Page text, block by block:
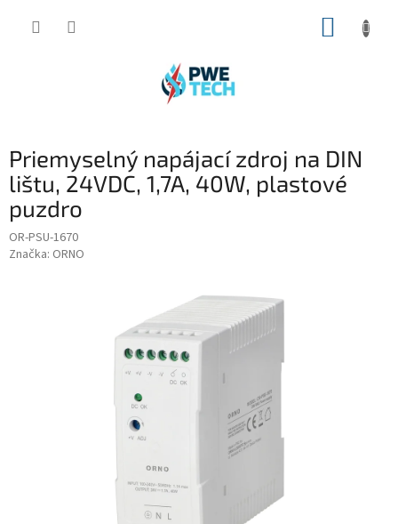
Priemyselný napájací zdroj na DIN
lištu, 24VDC, 1,7A, 40W, plastové
puzdro
OR-PSU-1670
Značka: ORNO